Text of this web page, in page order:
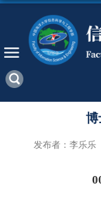
博
发布者：李乐乐